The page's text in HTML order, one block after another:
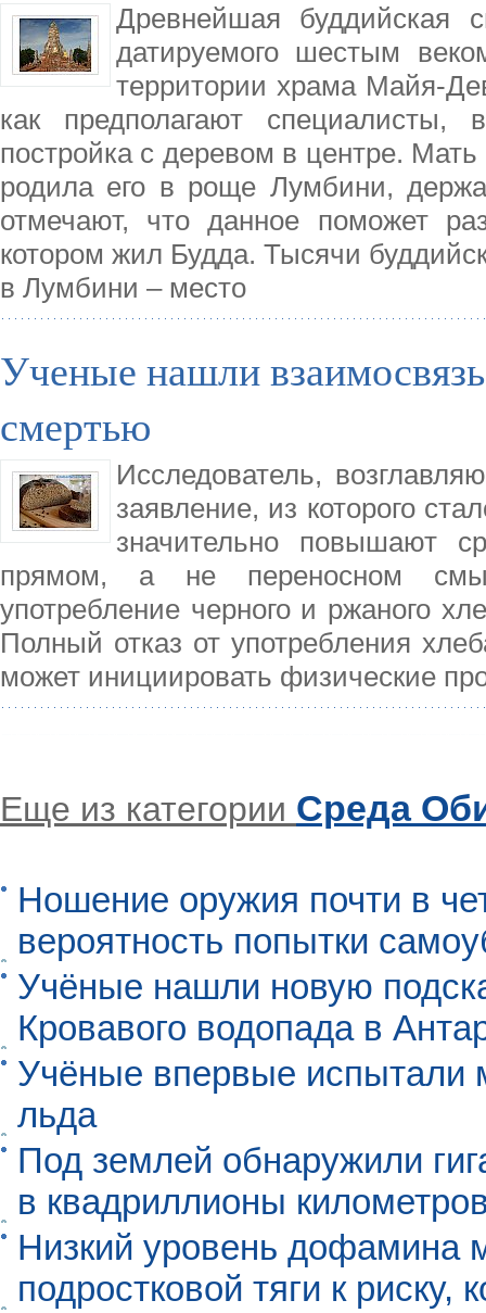
Древнейшая буддийская
датируемого шестым
территории храма Майя-
как предполагают специалисты,
постройка с деревом в центре.
родила его в роще Лумбини,
отмечают, что данное поможет
котором жил Будда. Тысячи
в Лумбини – место
Ученые нашли
смертью
Исследователь,
заявление, из которого
значительно повышают
прямом, а не переносном
употребление черного и ржаного
Полный отказ от употребления
может инициировать физические
Еще из категории Среда
Ношение оружия почти в
вероятность попытки
Учёные нашли новую
Кровавого водопада в
Учёные впервые испытали
льда
Под землей обнаружили
в квадриллионы
Низкий уровень дофамина
подростковой тяги к риску,